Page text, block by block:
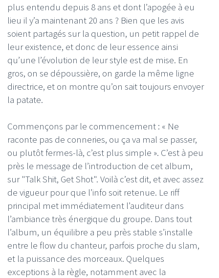
plus entendu depuis 8 ans et dont l’apogée à eu
lieu il y’a maintenant 20 ans ? Bien que les avis
soient partagés sur la question, un petit rappel de
leur existence, et donc de leur essence ainsi
qu’une l’évolution de leur style est de mise. En
gros, on se dépoussière, on garde la même ligne
directrice, et on montre qu’on sait toujours envoyer
la patate.
Commençons par le commencement : « Ne
raconte pas de conneries, ou ça va mal se passer,
ou plutôt fermes-là, c’est plus simple ». C’est à peu
près le message de l’introduction de cet album,
sur "Talk Shit, Get Shot". Voilà c’est dit, et avec assez
de vigueur pour que l’info soit retenue. Le riff
principal met immédiatement l’auditeur dans
l’ambiance très énergique du groupe. Dans tout
l’album, un équilibre a peu près stable s’installe
entre le flow du chanteur, parfois proche du slam,
et la puissance des morceaux. Quelques
exceptions à la règle, notamment avec la